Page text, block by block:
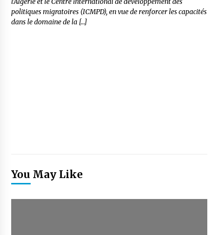
politiques migratoires (ICMPD), en vue de renforcer les capacités
dans le domaine de la […]
You May Like